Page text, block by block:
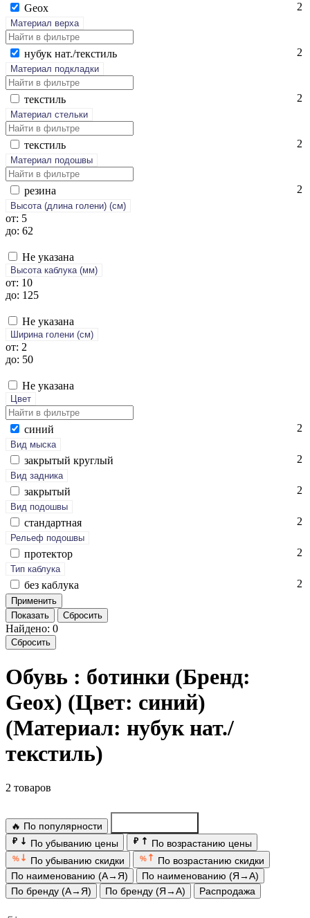
Ge­ox 2
Материал верха
ну­бук нат./текс­тиль 2
Материал подкладки
текс­тиль 2
Материал стельки
текс­тиль 2
Материал подошвы
ре­зина 2
Высота (длина голени) (cм)
от: 5
до: 62
Не указана
Высота каблука (мм)
от: 10
до: 125
Не указана
Ширина голени (см)
от: 2
до: 50
Не указана
Цвет
си­ний 2
Вид мыска
зак­ры­тый круг­лый 2
Вид задника
зак­ры­тый 2
Вид подошвы
стан­дарт­ная 2
Рельеф подошвы
про­тек­тор 2
Тип каблука
без каб­лу­ка 2
Показать Сбросить
Найдено: 0
Сбросить
Обувь : ботинки (Бренд:
Geox) (Цвет: синий)
(Материал: нубук нат./
текстиль)
2 товаров
🔥 По популярности
₽ По убыванию цены ₽ По возрастанию цены
% По убыванию скидки %
По возрастанию скидки
По наименованию (А→Я)
По наименованию (Я→А)
По бренду (А→Я)
По бренду (Я→А) Распродажа